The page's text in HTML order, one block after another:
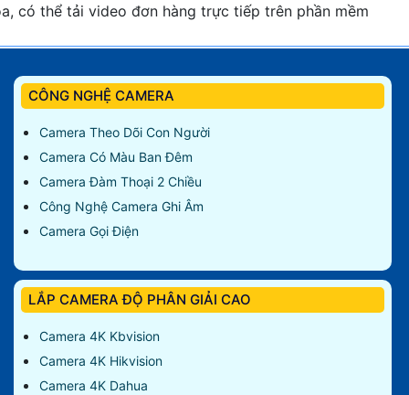
có thể tải video đơn hàng trực tiếp trên phần mềm
CÔNG NGHỆ CAMERA
Camera Theo Dõi Con Người
Camera Có Màu Ban Đêm
Camera Đàm Thoại 2 Chiều
Công Nghệ Camera Ghi Âm
Camera Gọi Điện
LẮP CAMERA ĐỘ PHÂN GIẢI CAO
Camera 4K Kbvision
Camera 4K Hikvision
Camera 4K Dahua